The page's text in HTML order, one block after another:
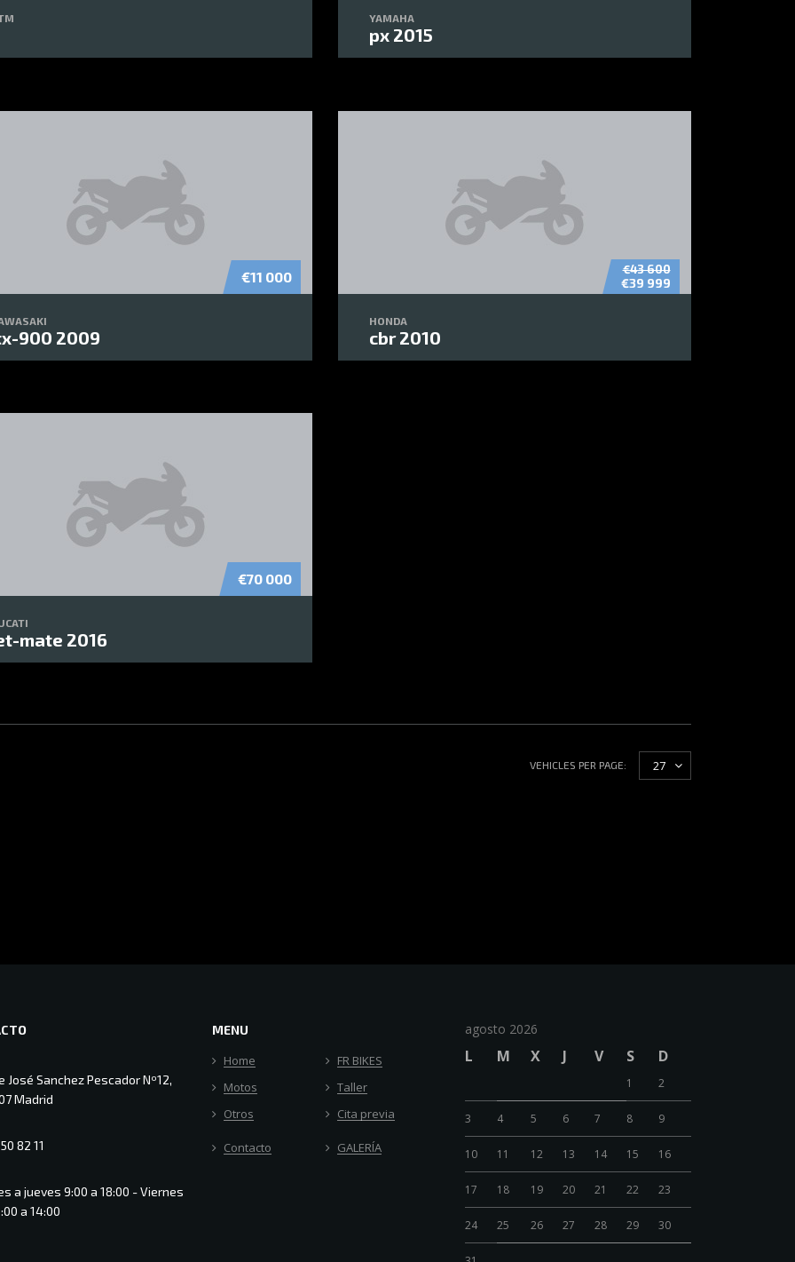
YAMAHA
px 2015
€11 000
900 2009
€43 600
€39 999
HONDA
cbr 2010
€70 000
mate 2016
VEHICLES PER PAGE: 27
José Sanchez Pescador Nº12,
Madrid
82 11
a jueves 9:00 a 18:00 - Viernes
a 14:00
MENU
Home
FR BIKES
Motos
Taller
Otros
Cita previa
Contacto GALERÍA
agosto 2026
L M X J V S D
1 2
3 4 5 6 7 8 9
10 11 12 13 14 15 16
17 18 19 20 21 22 23
24 25 26 27 28 29 30